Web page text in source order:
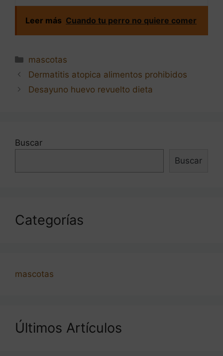
Leer más Cuando tu perro no quiere comer
Categorías
mascotas
Navegación
de
entradas
Dermatitis atopica alimentos prohibidos
Desayuno huevo revuelto dieta
Buscar
Buscar
Categorías
mascotas
Últimos Artículos